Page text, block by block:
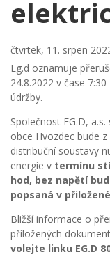
čtvrtek, 11. srpen
Eg.d oznamuje
24.8.2022 v čase
údržby.
Společnost EG.D,
obce Hvozdec bude
distribuční soustavy
energie v termínu
hod, bez napětí
popsaná v
Bližší informace o
příložených
volejte linku EG.D